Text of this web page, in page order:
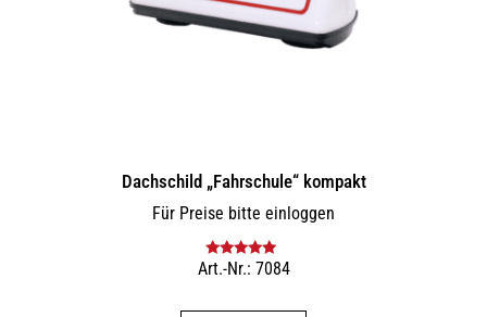
Dachschild „Fahrschule“ kompakt
Für Preise bitte einloggen
Bewertet mit
Art.-Nr.: 7084